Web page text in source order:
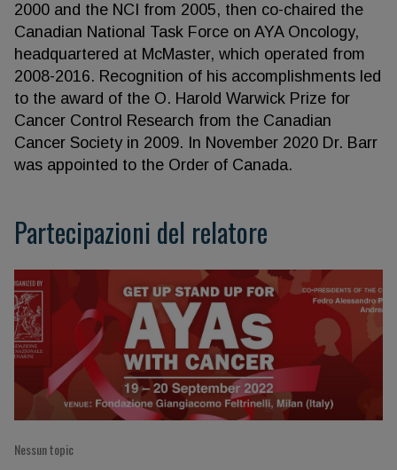
2000 and the NCI from 2005, then co-chaired the
Canadian National Task Force on AYA Oncology,
headquartered at McMaster, which operated from
2008-2016. Recognition of his accomplishments led
to the award of the O. Harold Warwick Prize for
Cancer Control Research from the Canadian
Cancer Society in 2009. In November 2020 Dr. Barr
was appointed to the Order of Canada.
Partecipazioni del relatore
Nessun topic